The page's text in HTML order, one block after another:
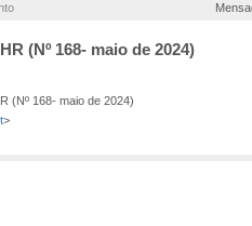
(Nº 168- maio de 2024)
(Nº 168- maio de 2024)
>